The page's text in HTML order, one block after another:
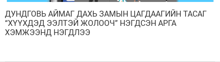
ДУНДГОВЬ АЙМАГ ДАХЬ ЗАМЫН ЦАГДААГИЙН ТАСАГ
“ХҮҮХДЭД ЭЭЛТЭЙ ЖОЛООЧ” НЭГДСЭН АРГА
ХЭМЖЭЭНД НЭГДЛЭЭ